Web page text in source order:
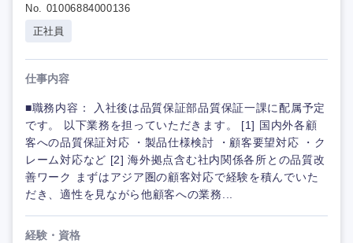
No. 01006884000136
正社員
仕事内容
■職務内容： 入社後は品質保証部品質保証一課に配属予定
です。 以下業務を担っていただきます。 [1] 国内外各顧
客への品質保証対応 ・製品仕様検討 ・顧客要望対応 ・ク
レーム対応など [2] 海外拠点含む社内関係各所との品質改
善ワーク まずはアジア圏の顧客対応で経験を積んでいた
だき、適性を見ながら他顧客への業務...
経験・資格